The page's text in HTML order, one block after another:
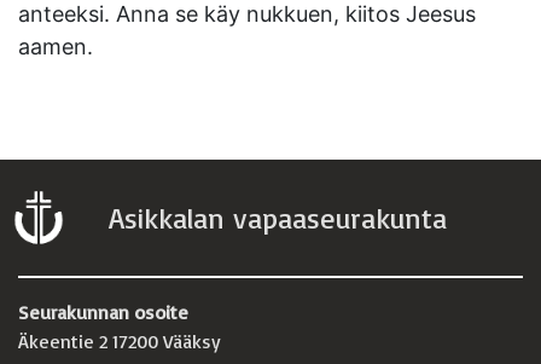
anteeksi. Anna se käy nukkuen, kiitos Jeesus
aamen.
Asikkalan vapaaseurakunta
Seurakunnan osoite
Äkeentie 2 17200 Vääksy